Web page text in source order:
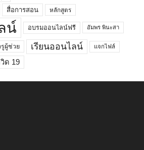
สื่อการสอน หลักสูตร
น์ อบรมออนไลน์ฟรี อัมพร พินะสา
รูผู้ช่วย เรียนออนไลน์ แจกไฟล์
ด 19